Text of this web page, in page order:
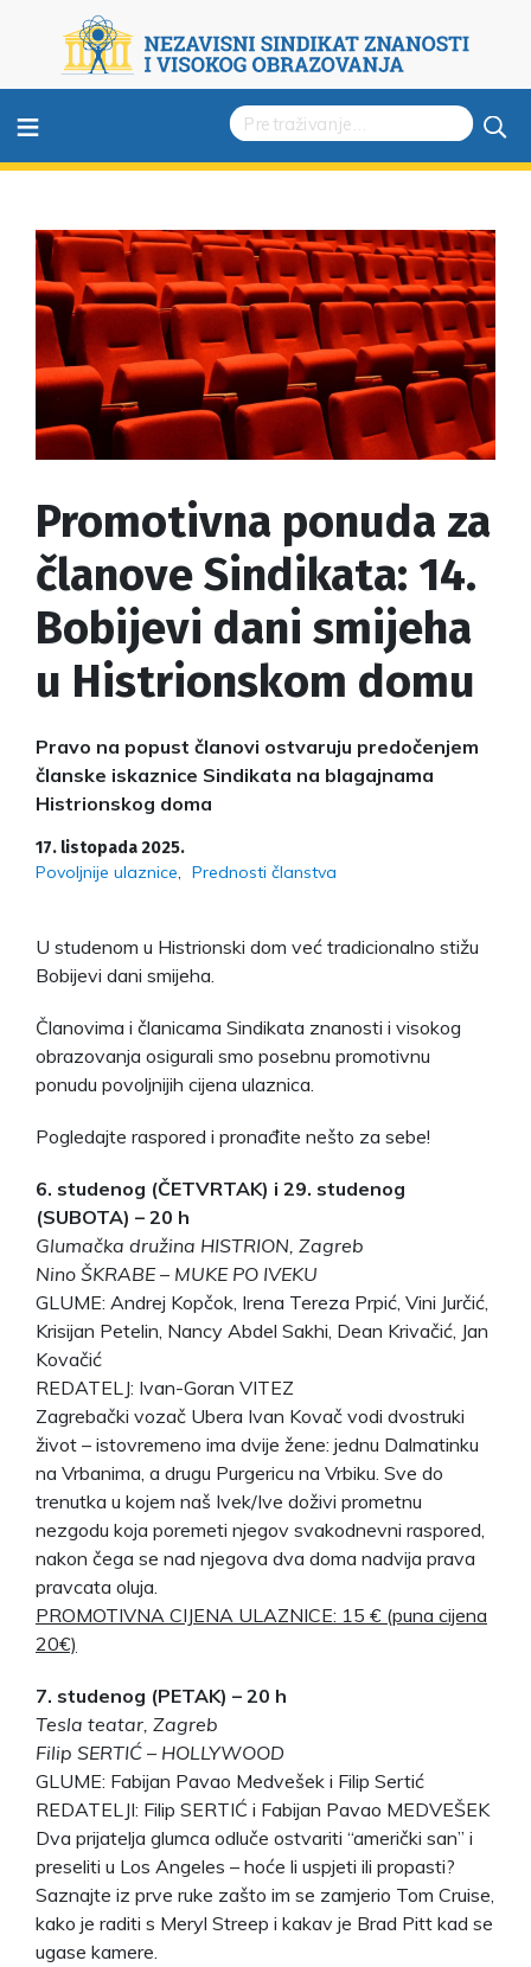
≡
Promotivna ponuda za
članove Sindikata: 14.
Bobijevi dani smijeha
u Histrionskom domu
Pravo na popust članovi ostvaruju predočenjem
članske iskaznice Sindikata na blagajnama
Histrionskog doma
17. listopada 2025.
Povoljnije ulaznice Prednosti članstva
U studenom u Histrionski dom već tradicionalno stižu
Bobijevi dani smijeha.
Članovima i članicama Sindikata znanosti i visokog
obrazovanja osigurali smo posebnu promotivnu
ponudu povoljnijih cijena ulaznica.
Pogledajte raspored i pronađite nešto za sebe!
6. studenog (ČETVRTAK) i 29. studenog
(SUBOTA) – 20 h
Glumačka družina HISTRION, Zagreb
Nino ŠKRABE – MUKE PO IVEKU
GLUME: Andrej Kopčok, Irena Tereza Prpić, Vini Jurčić,
Krisijan Petelin, Nancy Abdel Sakhi, Dean Krivačić, Jan
Kovačić
REDATELJ: Ivan-Goran VITEZ
Zagrebački vozač Ubera Ivan Kovač vodi dvostruki
život – istovremeno ima dvije žene: jednu Dalmatinku
na Vrbanima, a drugu Purgericu na Vrbiku. Sve do
trenutka u kojem naš Ivek/Ive doživi prometnu
nezgodu koja poremeti njegov svakodnevni raspored,
nakon čega se nad njegova dva doma nadvija prava
pravcata oluja.
PROMOTIVNA CIJENA ULAZNICE: 15 € (puna cijena
20€)
7. studenog (PETAK) – 20 h
Tesla teatar, Zagreb
Filip SERTIĆ – HOLLYWOOD
GLUME: Fabijan Pavao Medvešek i Filip Sertić
REDATELJI: Filip SERTIĆ i Fabijan Pavao MEDVEŠEK
Dva prijatelja glumca odluče ostvariti “američki san” i
preseliti u Los Angeles – hoće li uspjeti ili propasti?
Saznajte iz prve ruke zašto im se zamjerio Tom Cruise,
kako je raditi s Meryl Streep i kakav je Brad Pitt kad se
ugase kamere.